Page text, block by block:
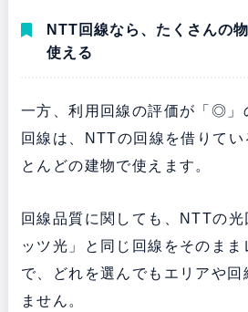
NTT回線なら、たくさんの
使える
一方、利用回線の評価が「◎」
回線は、NTTの回線を借りて
とんどの建物で使えます。
回線品質に関しても、NTTの光
ッツ光」と同じ回線をそのま
で、どれを選んでもエリアや回
ません。